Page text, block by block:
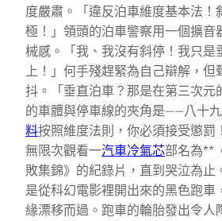
度嚴肅。「違反泊車維度基本法！
極！」領頭的泊車警察用一個擴音
械感。「我、我沒有斜停！我只是
上！」何手殘趕緊為自己辯解，但
抖。「垂直泊車？那是在第三次元
的車體與停車線的夾角是——八十九
料按照維度法則，你必須接受懲罰
無限次觀看一汽車冷氣芯部名為**
敗集錦》的紀錄片，直到哭泣為止
是從科幻電影裡開出來的黑色跑車
緣漂移而過。跑車的輪胎發出令人